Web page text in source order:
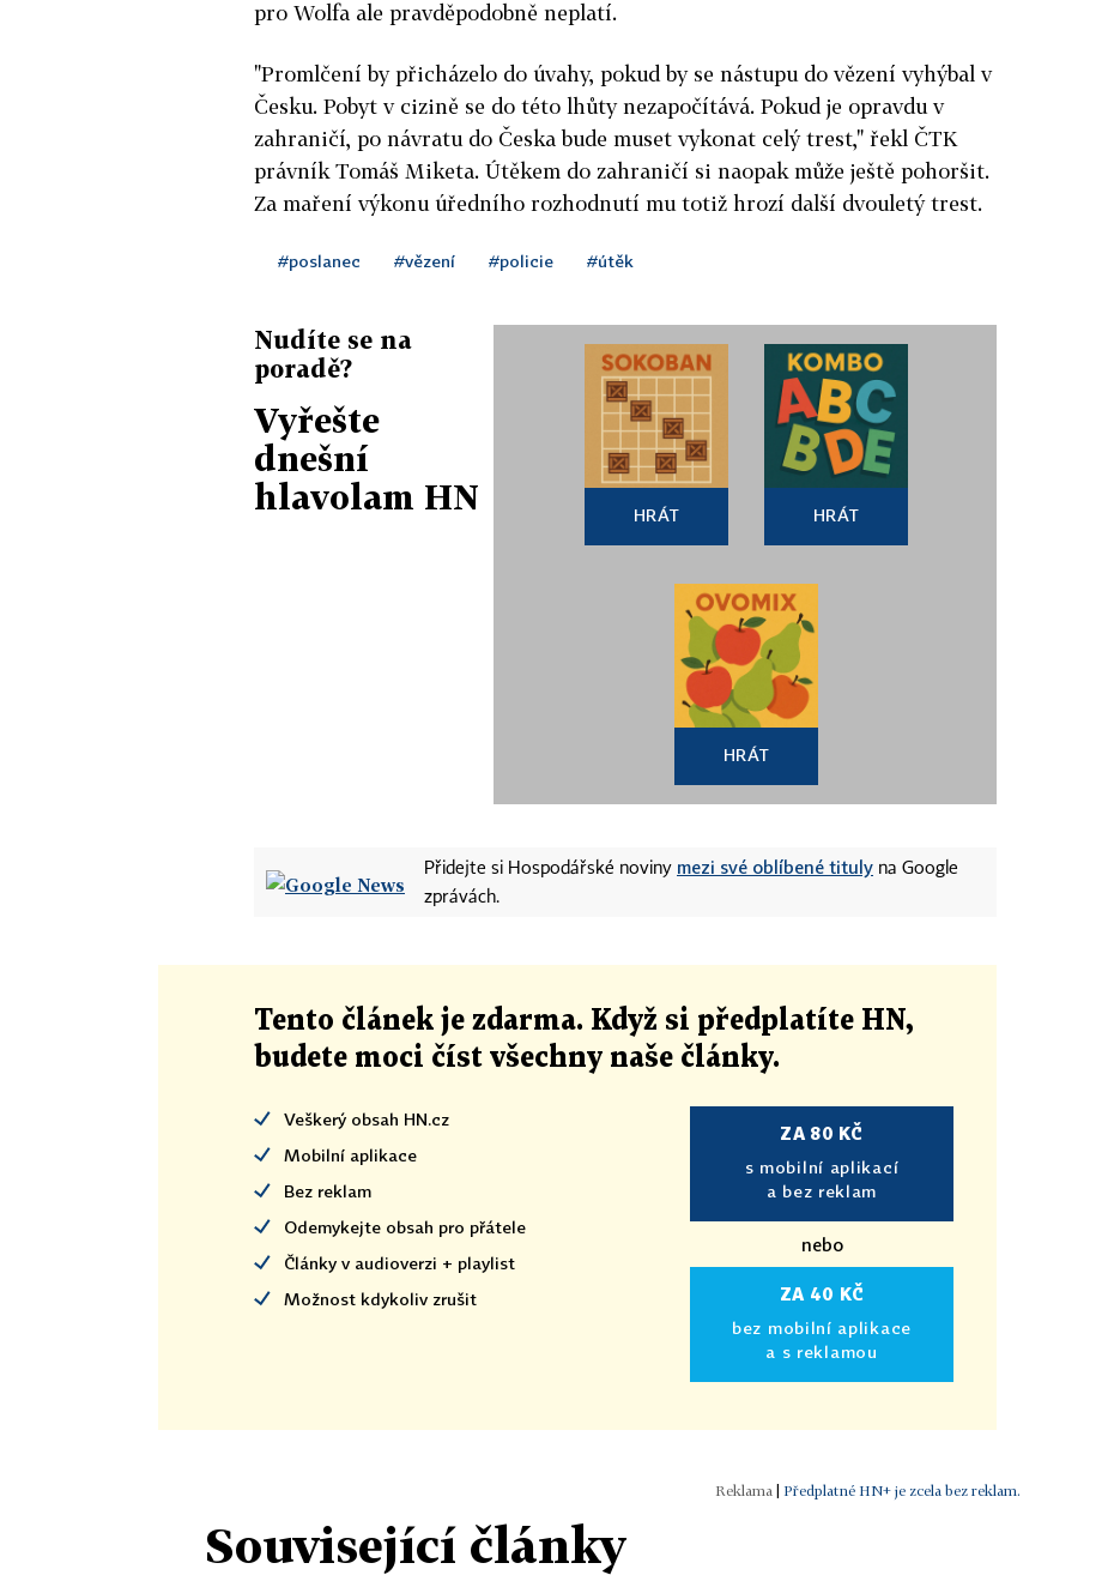
pro Wolfa ale pravděpodobně neplatí.
"Promlčení by přicházelo do úvahy, pokud by se nástupu do vězení vyhýbal v
Česku. Pobyt v cizině se do této lhůty nezapočítává. Pokud je opravdu v
zahraničí, po návratu do Česka bude muset vykonat celý trest," řekl ČTK
právník Tomáš Miketa. Útěkem do zahraničí si naopak může ještě pohoršit.
Za maření výkonu úředního rozhodnutí mu totiž hrozí další dvouletý trest.
#poslanec #vězení #policie #útěk
Nudíte se na
poradě?
Vyřešte
dnešní
hlavolam HN
HRÁT HRÁT
HRÁT
Přidejte si Hospodářské noviny mezi své oblíbené tituly na Google
zprávách.
Tento článek je zdarma. Když si předplatíte HN,
budete moci číst všechny naše články.
Veškerý obsah HN.cz
Mobilní aplikace
Bez reklam
Odemykejte obsah pro přátele
Články v audioverzi + playlist
Možnost kdykoliv zrušit
ZA 80 KČ
s mobilní aplikací
a bez reklam
nebo
ZA 40 KČ
bez mobilní aplikace
a s reklamou
| Předplatné HN+ je zcela bez reklam.
Související články